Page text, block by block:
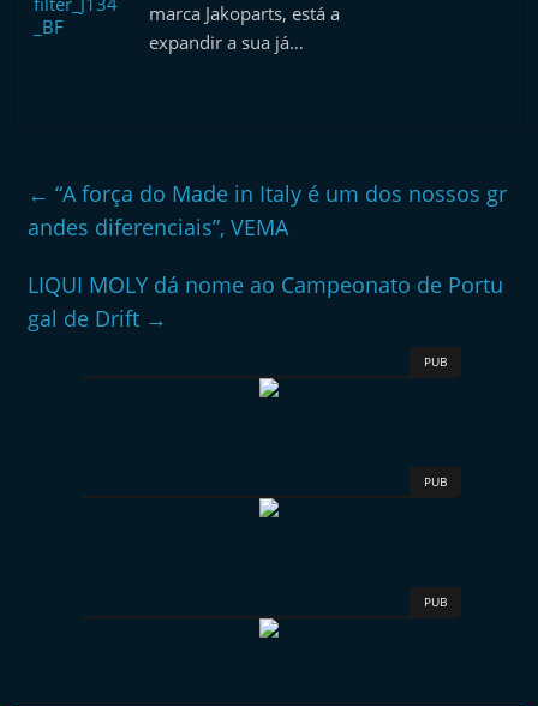
marca Jakoparts, está a
expandir a sua já…
← “A força do Made in Italy é um dos nossos gr
andes diferenciais”, VEMA
LIQUI MOLY dá nome ao Campeonato de Portu
gal de Drift →
PUB
PUB
PUB